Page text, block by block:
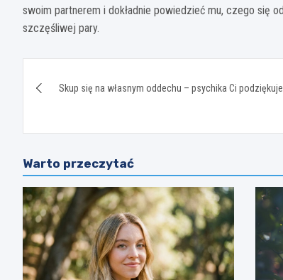
swoim partnerem i dokładnie powiedzieć mu, czego się
szczęśliwej pary.
wpisu
Skup się na własnym oddechu – psychika Ci podziękuje
Warto przeczytać